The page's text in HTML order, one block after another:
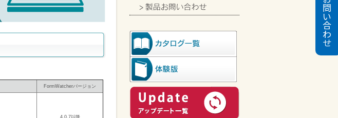
問
い
合
わ
せ
FormWatcherバージョン
4.0.7以降